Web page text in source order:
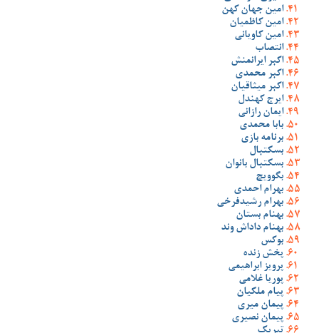
امین جهان کهن
امین کاظمیان
امین کاویانی
انتصاب
اکبر ایرانمنش
اکبر محمدی
اکبر میثاقیان
ایرج کهندل
ایمان رازانی
بابا محمدی
برنامه بازی
بسکتبال
بسکتبال بانوان
بگوویچ
بهرام احمدی
بهرام رشیدفرخی
بهنام بستان
بهنام داداش وند
بوکس
پخش زنده
پرویز ابراهیمی
پوریا غلامی
پیام ملکیان
پیمان میری
پیمان نصیری